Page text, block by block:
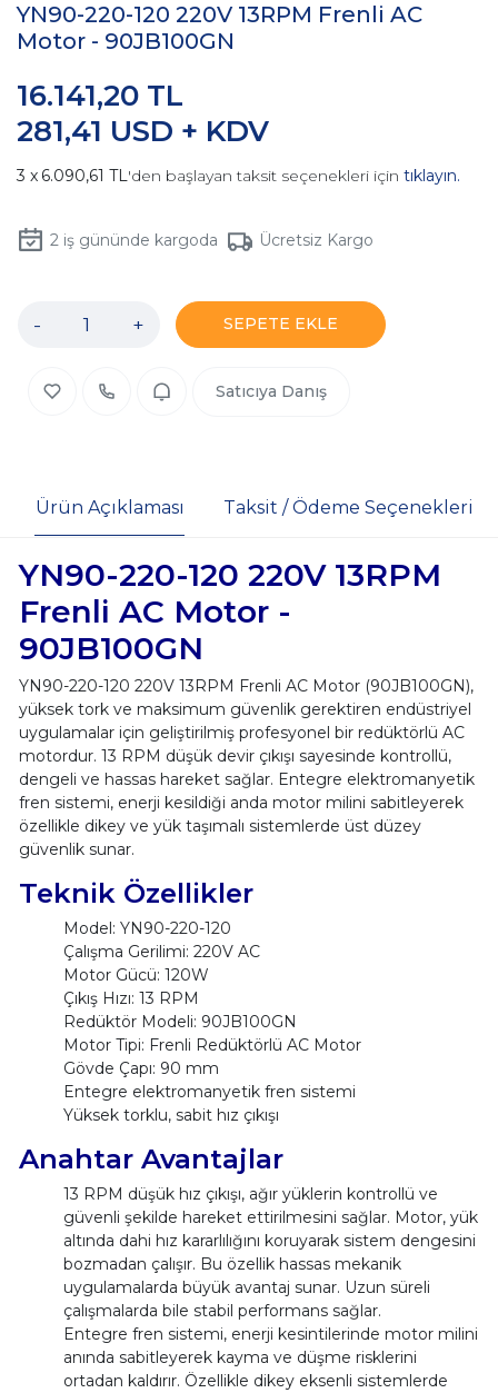
YN90-220-120 220V 13RPM Frenli AC
Motor - 90JB100GN
281,41 USD + KDV
16.141,20 TL
6.090,61 TL'den başlayan taksit seçenekleri için tıklayın.
2iş gününde kargoda Ücretsiz Kargo
- + SEPETE EKLE
Satıcıya Danış
Ürün Açıklaması Taksit / Ödeme Seçenekleri
YN90-220-120 220V 13RPM
Frenli AC Motor -
90JB100GN
YN90-220-120 220V 13RPM Frenli AC Motor (90JB100GN),
yüksek tork ve maksimum güvenlik gerektiren endüstriyel
uygulamalar için geliştirilmiş profesyonel bir redüktörlü AC
motordur. 13 RPM düşük devir çıkışı sayesinde kontrollü,
dengeli ve hassas hareket sağlar. Entegre elektromanyetik
fren sistemi, enerji kesildiği anda motor milini sabitleyerek
özellikle dikey ve yük taşımalı sistemlerde üst düzey
güvenlik sunar.
Teknik Özellikler
Model: YN90-220-120
Çalışma Gerilimi: 220V AC
Motor Gücü: 120W
Çıkış Hızı: 13 RPM
Redüktör Modeli: 90JB100GN
Motor Tipi: Frenli Redüktörlü AC Motor
Gövde Çapı: 90 mm
Entegre elektromanyetik fren sistemi
Yüksek torklu, sabit hız çıkışı
Anahtar Avantajlar
13 RPM düşük hız çıkışı, ağır yüklerin kontrollü ve
güvenli şekilde hareket ettirilmesini sağlar. Motor, yük
altında dahi hız kararlılığını koruyarak sistem dengesini
bozmadan çalışır. Bu özellik hassas mekanik
uygulamalarda büyük avantaj sunar. Uzun süreli
çalışmalarda bile stabil performans sağlar.
Entegre fren sistemi, enerji kesintilerinde motor milini
anında sabitleyerek kayma ve düşme risklerini
ortadan kaldırır. Özellikle dikey eksenli sistemlerde